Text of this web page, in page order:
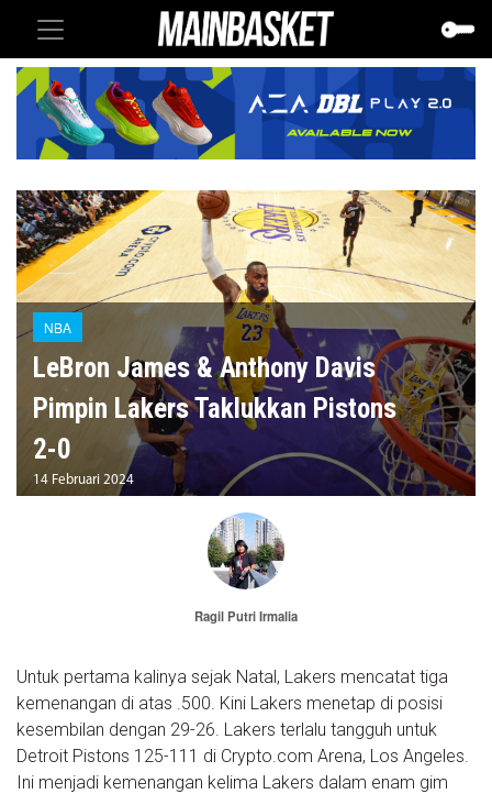
NBA
LeBron James & Anthony Davis
Pimpin Lakers Taklukkan Pistons
2-0
14 Februari 2024
Ragil Putri Irmalia
Untuk pertama kalinya sejak Natal, Lakers mencatat tiga
kemenangan di atas .500. Kini Lakers menetap di posisi
kesembilan dengan 29-26. Lakers terlalu tangguh untuk
Detroit Pistons 125-111 di Crypto.com Arena, Los Angeles.
Ini menjadi kemenangan kelima Lakers dalam enam gim